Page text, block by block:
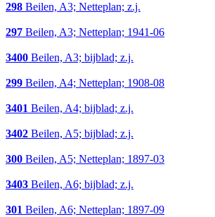
298 Beilen, A3; Netteplan; z.j.
297 Beilen, A3; Netteplan; 1941-06
3400 Beilen, A3; bijblad; z.j.
299 Beilen, A4; Netteplan; 1908-08
3401 Beilen, A4; bijblad; z.j.
3402 Beilen, A5; bijblad; z.j.
300 Beilen, A5; Netteplan; 1897-03
3403 Beilen, A6; bijblad; z.j.
301 Beilen, A6; Netteplan; 1897-09